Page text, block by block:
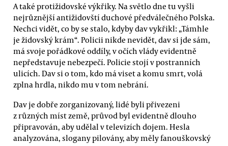
A také protižidovské výkřiky. Na světlo dne tu vyšli
nejrůznější antižidovští duchové předválečného Polska.
Nechci vidět, co by se stalo, kdyby dav vykřikl: „Támhle
je židovský krám“. Policii nikde nevidět, dav si jde sám,
má svoje pořádkové oddíly, v očích vlády evidentně
nepředstavuje nebezpečí. Policie stojí v postranních
ulicích. Dav si o tom, kdo má viset a komu smrt, volá
zplna hrdla, nikdo mu v tom nebrání.
Dav je dobře zorganizovaný, lidé byli přivezeni
z různých míst země, průvod byl evidentně dlouho
připravován, aby udělal v televizích dojem. Hesla
analyzována, slogany pilovány, aby měly fanouškovský